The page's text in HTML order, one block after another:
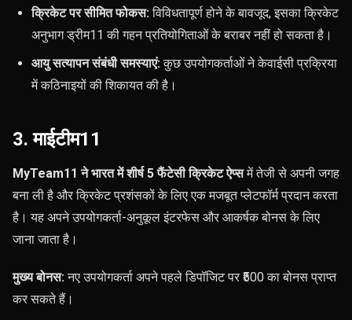
क्रिकेट पर सीमित फोकस:विविधतापूर्ण होने के बावजूद, इसका क्रिकेट
अनुभाग ड्रीम11 की गहन प्रतियोगिताओं के बराबर नहीं हो सकता है।
आयु सत्यापन संबंधी समस्याएं:कुछ उपयोगकर्ताओं ने केवाईसी प्रक्रिया
में कठिनाइयों की शिकायत की है।
3. माईटीम11
MyTeam11 ने भारत में शीर्ष 5 फैंटेसी क्रिकेट ऐप्समें तेजी से अपनी जगह
बना ली है और क्रिकेट प्रशंसकों के लिए एक मजबूत प्लेटफॉर्म प्रदान करता
है। यह अपने उपयोगकर्ता-अनुकूल इंटरफेस और आकर्षक बोनस के लिए
जाना जाता है।
मुख्य बोनस:नए उपयोगकर्ता अपने पहले डिपॉजिट पर ₹500 का बोनस प्राप्त
कर सकते हैं।